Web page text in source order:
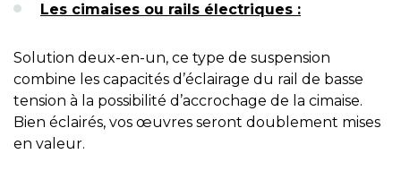
Les cimaises ou rails électriques :
Solution deux-en-un, ce type de suspension
combine les capacités d’éclairage du rail de basse
tension à la possibilité d’accrochage de la cimaise.
Bien éclairés, vos œuvres seront doublement mises
en valeur.